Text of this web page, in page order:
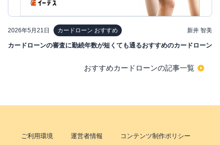
2026年5月21日 カードローン おすすめ 新井 智美
カードローンの審査に勤続年数が短くても通るおすすめのカードローン
おすすめカードローンの記事一覧
ご利用環境 運営者情報
コンテンツ制作ポリシー